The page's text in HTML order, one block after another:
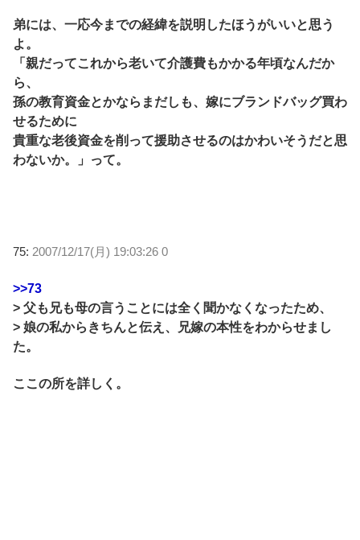
弟には、一応今までの経緯を説明したほうがいいと思う
よ。
「親だってこれから老いて介護費もかかる年頃なんだか
ら、
孫の教育資金とかならまだしも、嫁にブランドバッグ買わ
せるために
貴重な老後資金を削って援助させるのはかわいそうだと思
わないか。」って。
75: 2007/12/17(月) 19:03:26 0
>>73
> 父も兄も母の言うことには全く聞かなくなったため、
> 娘の私からきちんと伝え、兄嫁の本性をわからせまし
た。
ここの所を詳しく。